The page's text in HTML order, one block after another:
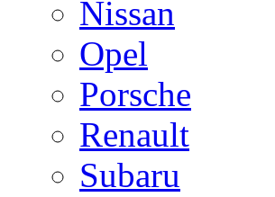
Nissan
Opel
Porsche
Renault
Subaru